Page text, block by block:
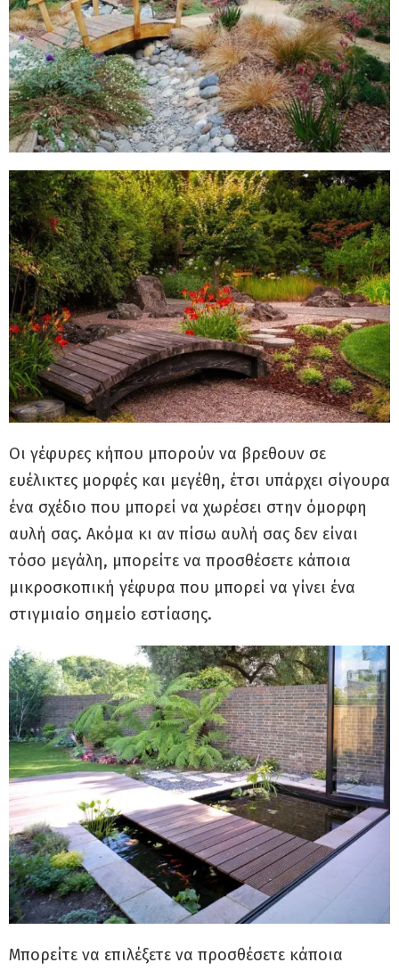
Οι γέφυρες κήπου μπορούν να βρεθουν σε
ευέλικτες μορφές και μεγέθη, έτσι υπάρχει σίγουρα
ένα σχέδιο που μπορεί να χωρέσει στην όμορφη
αυλή σας. Ακόμα κι αν πίσω αυλή σας δεν είναι
τόσο μεγάλη, μπορείτε να προσθέσετε κάποια
μικροσκοπική γέφυρα που μπορεί να γίνει ένα
στιγμιαίο σημείο εστίασης.
Μπορείτε να επιλέξετε να προσθέσετε κάποια